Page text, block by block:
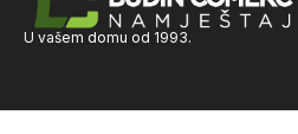
U vašem domu od 1993.